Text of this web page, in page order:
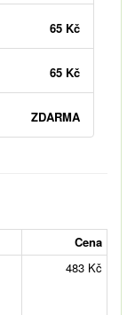
65 Kč
65 Kč
ZDARMA
Cena
483 Kč